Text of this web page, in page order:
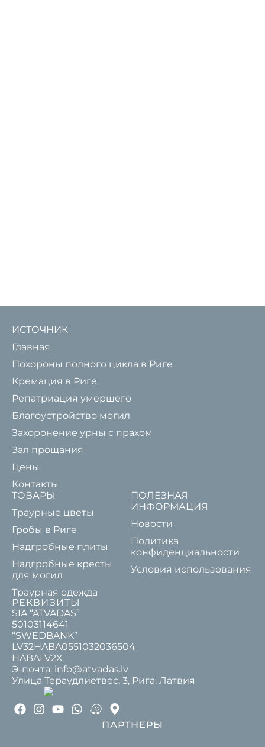
ИСТОЧНИК
Главная
Похороны полного цикла в Риге
Кремация в Риге
Репатриация умершего
Благоустройство могил
Захоронение урны с прахом
Зал прощания
Цены
Контакты
ТОВАРЫ
Траурные цветы
Гробы в Риге
Надгробные плиты
Надгробные кресты
для могил
Траурная одежда
ПОЛЕЗНАЯ
ИНФОРМАЦИЯ
Новости
Политика
конфиденциальности
Условия использования
РЕКВИЗИТЫ
SIA “ATVADAS”
50103114641
“SWEDBANK”
LV32HABA0551032036504
HABALV2X
Э-почта: info@atvadas.lv
Улица Тераудлиетвес, 3, Рига, Латвия
ПАРТНЕРЫ